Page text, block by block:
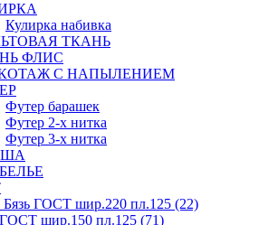
Кулирка набивка
ТКАНЬ
ФЛИС
С НАПЫЛЕНИЕМ
Футер барашек
Футер 2-х нитка
Футер 3-х нитка
ГОСТ шир.220 пл.125 (22)
ГОСТ шир.150 пл.125 (71)